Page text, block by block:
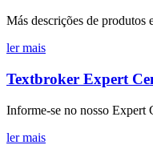
Más descrições de produtos
ler mais
Textbroker Expert
Informe-se no nosso Expert
ler mais